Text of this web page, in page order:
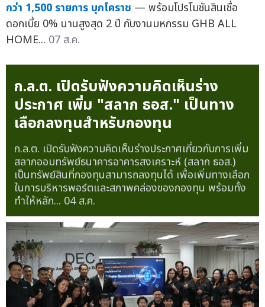
กว่า 1,500 รายการ บุกโคราช — พร้อมโปรโมชันสินเชื่อ
ดอกเบี้ย 0% นานสูงสุด 2 ปี กับงานมหกรรม GHB ALL
HOME... 07 ส.ค.
ก.ล.ต. เปิดรับฟังความคิดเห็นร่าง
ประกาศ เพิ่ม "สลาก ธอส." เป็นทาง
เลือกลงทุนสำหรับกองทุน
ก.ล.ต. เปิดรับฟังความคิดเห็นร่างประกาศเกี่ยวกับการเพิ่ม
สลากออมทรัพย์ธนาคารอาคารสงเคราะห์ (สลาก ธอส.)
เป็นทรัพย์สินที่กองทุนสามารถลงทุนได้ เพื่อเพิ่มทางเลือก
ในการบริหารพอร์ตและสภาพคล่องของกองทุน พร้อมทั้ง
ทำให้หลัก... 04 ส.ค.